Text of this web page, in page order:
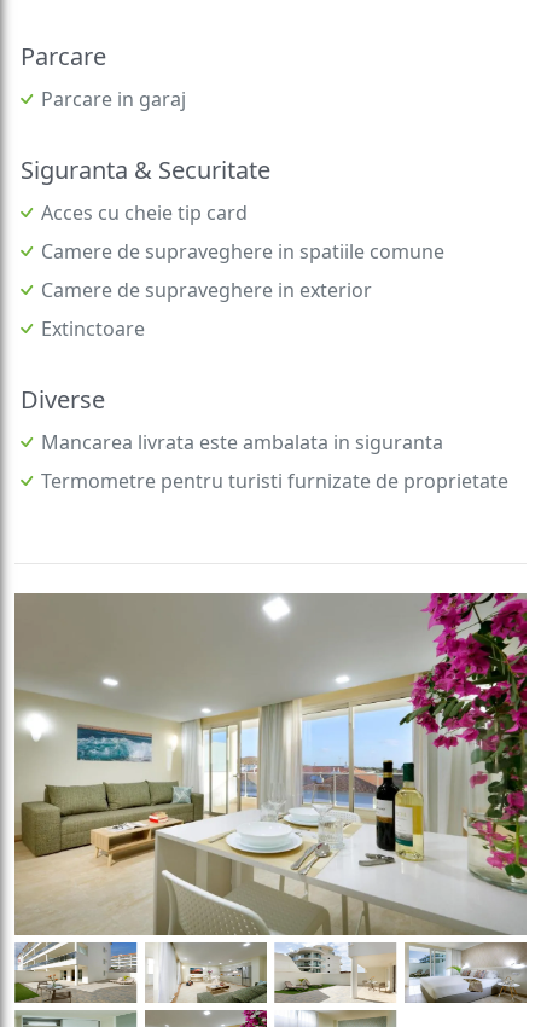
Parcare
Parcare in garaj
Siguranta & Securitate
Acces cu cheie tip card
Camere de supraveghere in spatiile comune
Camere de supraveghere in exterior
Extinctoare
Diverse
Mancarea livrata este ambalata in siguranta
Termometre pentru turisti furnizate de proprietate